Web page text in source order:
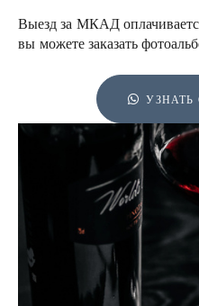
Выезд за МКАД
вы можете заказать
УЗНАТЬ